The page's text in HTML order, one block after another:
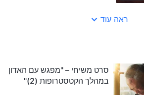
ראה עוד
סרט משיחי – "מפגש עם האדון
במהלך הקטסטרופות (2)"